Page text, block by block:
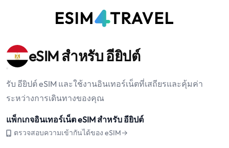
eSIM สำหรับ อียิปต์
รับ อียิปต์ eSIM และใช้งานอินเทอร์เน็ตที่เสถียรและคุ้มค่า
ระหว่างการเดินทางของคุณ
แพ็กเกจอินเทอร์เน็ต eSIM สำหรับ อียิปต์
ตรวจสอบความเข้ากันได้ของ eSIM→